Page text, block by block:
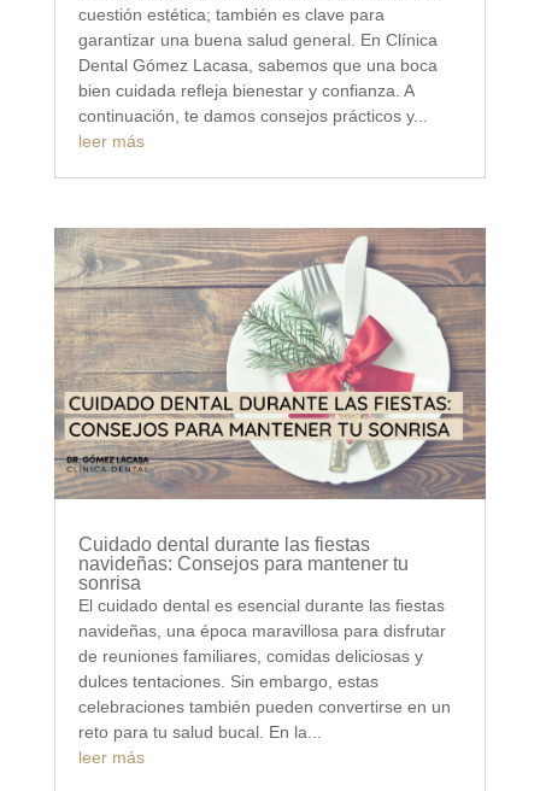
cuestión estética; también es clave para
garantizar una buena salud general. En Clínica
Dental Gómez Lacasa, sabemos que una boca
bien cuidada refleja bienestar y confianza. A
continuación, te damos consejos prácticos y...
leer más
Cuidado dental durante las fiestas
navideñas: Consejos para mantener tu
sonrisa
El cuidado dental es esencial durante las fiestas
navideñas, una época maravillosa para disfrutar
de reuniones familiares, comidas deliciosas y
dulces tentaciones. Sin embargo, estas
celebraciones también pueden convertirse en un
reto para tu salud bucal. En la...
leer más